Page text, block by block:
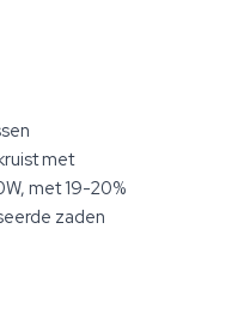
met
met 19-20%
zaden